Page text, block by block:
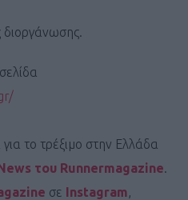
διοργάνωσης.
το τρέξιμο στην Ελλάδα
του Runnermagazine.
σε Instagram,